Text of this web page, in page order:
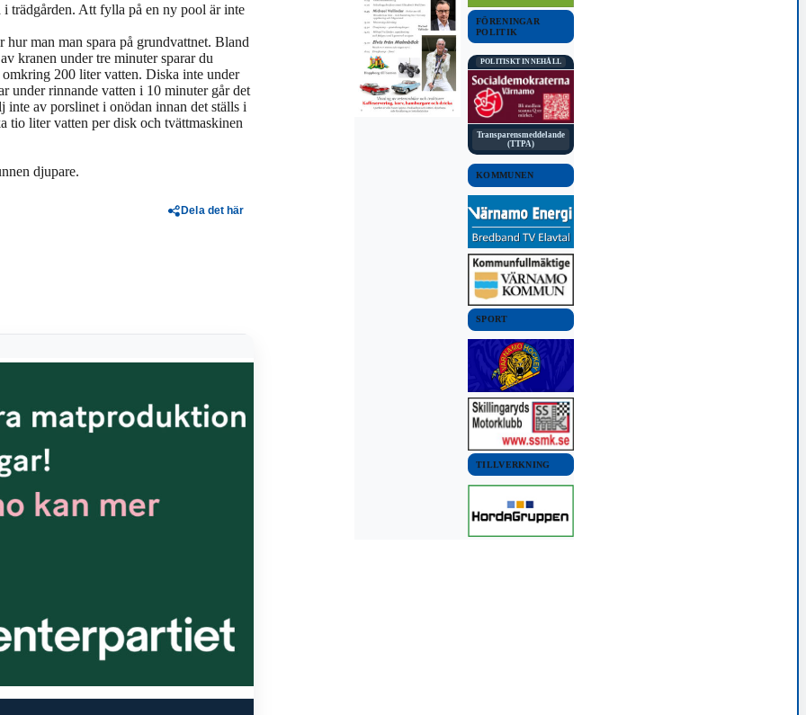
trädgården. Att fylla på en ny pool är inte
hur man man spara på grundvattnet. Bland
kranen under tre minuter sparar du
200 liter vatten. Diska inte under
under rinnande vatten i 10 minuter går det
av porslinet i onödan innan det ställs i
tio liter vatten per disk och tvättmaskinen
djupare.
Dela det här
FÖRENINGAR
POLITIK
POLITISKT INNEHÅLL
Transparensmeddelande
(TTPA)
KOMMUNEN
SPORT
TILLVERKNING